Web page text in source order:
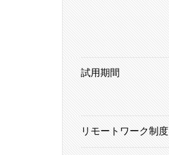
試用期間
リモートワーク制度